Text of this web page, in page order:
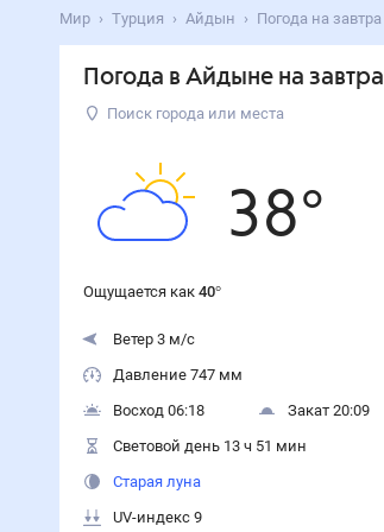
Мир Турция Айдын Погода на завтра
Погода в Айдыне на завтра
Поиск города или места
38°
Ощущается как 40°
Ветер 3 м/с
Давление 747 мм
Восход 06:18
Закат 20:09
Световой день 13 ч 51 мин
Старая луна
UV-индекс 9